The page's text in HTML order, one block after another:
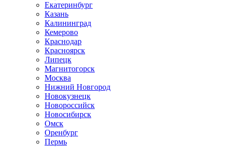
Екатеринбург
Казань
Калининград
Кемерово
Краснодар
Красноярск
Липецк
Магнитогорск
Москва
Нижний Новгород
Новокузнецк
Новороссийск
Новосибирск
Омск
Оренбург
Пермь